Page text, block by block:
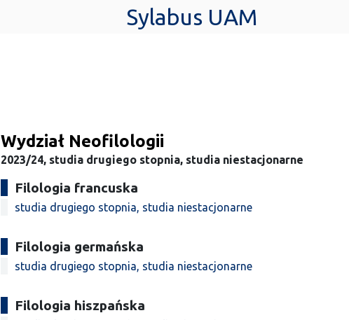
Sylabus UAM
Wydział Neofilologii
2023/24, studia drugiego stopnia, studia niestacjonarne
Filologia francuska
studia drugiego stopnia, studia niestacjonarne
Filologia germańska
studia drugiego stopnia, studia niestacjonarne
Filologia hiszpańska